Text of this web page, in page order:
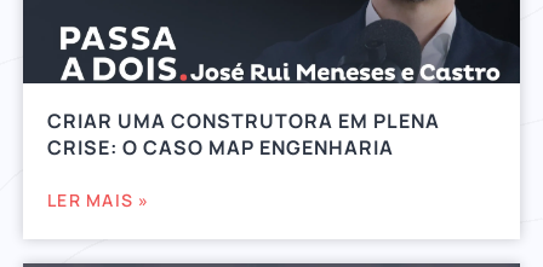
CRIAR UMA CONSTRUTORA EM PLENA
CRISE: O CASO MAP ENGENHARIA
LER MAIS »